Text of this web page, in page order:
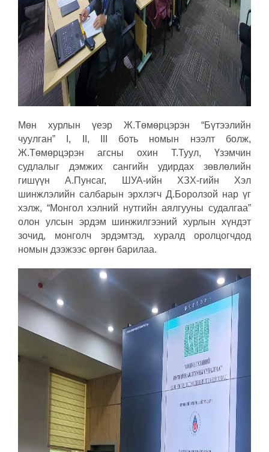
Мөн хурлын үеэр Ж.Төмөрцэрэн “Бүтээлийн
чуулган” I, II, III боть номын нээлт болж,
Ж.Төмөрцэрэн агсны охин Т.Туул, Үзэмчин
судлалыг дэмжих сангийн удирдах зөвлөлийн
гишүүн А.Пунсаг, ШУА-ийн ХЗХ-гийн Хэл
шинжлэлийн салбарын эрхлэгч Д.Боролзой нар үг
хэлж, “Монгол хэлний нутгийн аялгууны судалгаа”
олон улсын эрдэм шинжилгээний хурлын хүндэт
зочид, монголч эрдэмтэд, хуралд оролцогчдод
номын дээжээс өргөн барилаа.